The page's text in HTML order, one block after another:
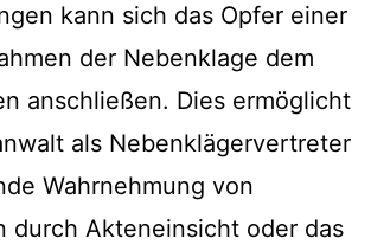
kann sich das Opfer einer
der Nebenklage dem
anschließen. Dies ermöglicht
als Nebenklägervertreter
Wahrnehmung von
durch Akteneinsicht oder das